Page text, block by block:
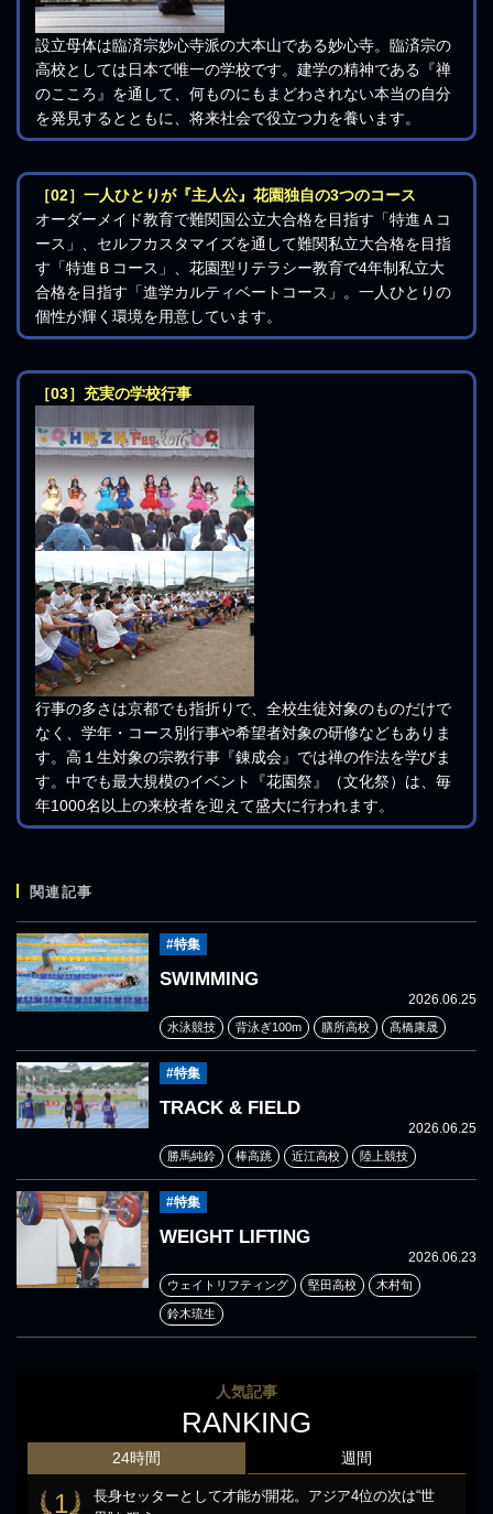
設立母体は臨済宗妙心寺派の大本山である妙心寺。臨済宗の
高校としては日本で唯一の学校です。建学の精神である『禅
のこころ』を通して、何ものにもまどわされない本当の自分
を発見するとともに、将来社会で役立つ力を養います。
［02］一人ひとりが『主人公』花園独自の3つのコース
オーダーメイド教育で難関国公立大合格を目指す「特進Ａコ
ース」、セルフカスタマイズを通して難関私立大合格を目指
す「特進Ｂコース」、花園型リテラシー教育で4年制私立大
合格を目指す「進学カルティベートコース」。一人ひとりの
個性が輝く環境を用意しています。
［03］充実の学校行事
行事の多さは京都でも指折りで、全校生徒対象のものだけで
なく、学年・コース別行事や希望者対象の研修などもありま
す。高１生対象の宗教行事『錬成会』では禅の作法を学びま
す。中でも最大規模のイベント『花園祭』（文化祭）は、毎
年1000名以上の来校者を迎えて盛大に行われます。
関連記事
#特集
SWIMMING
2026.06.25
水泳競技 背泳ぎ100m 膳所高校 髙橋康晟
#特集
TRACK & FIELD
2026.06.25
勝馬純鈴 棒高跳 近江高校 陸上競技
#特集
WEIGHT LIFTING
2026.06.23
ウェイトリフティング 堅田高校 木村旬
鈴木琉生
人気記事
RANKING
24時間
1
長身セッターとして才能が開花。アジア4位の次は“世
週間